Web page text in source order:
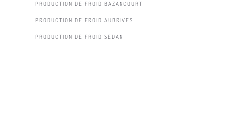
PRODUCTION DE FROID BAZANCOURT
PRODUCTION DE FROID AUBRIVES
PRODUCTION DE FROID SEDAN